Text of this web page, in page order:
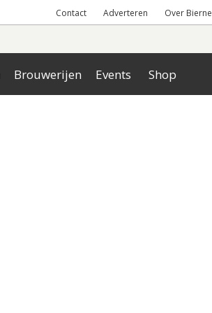
Contact Adverteren Over
Brouwerijen Events Shop